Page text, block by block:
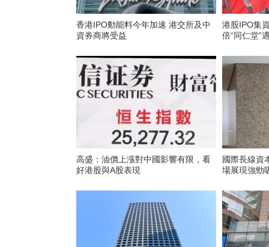
香港IPO動能料今年加速 港交所及中
資券商將受益
港股IPO集
倍“同仁堂”
高盛：油價上漲對中國影響有限，看
好港股與A股表現
國際長線資
場展現強勁